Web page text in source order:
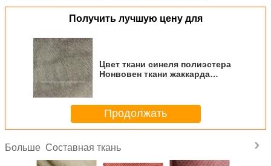
Получить лучшую цену для
Цвет ткани синеля полиэстера
Нонвовен ткани жаккарда
Продолжать
Больше Составная ткань